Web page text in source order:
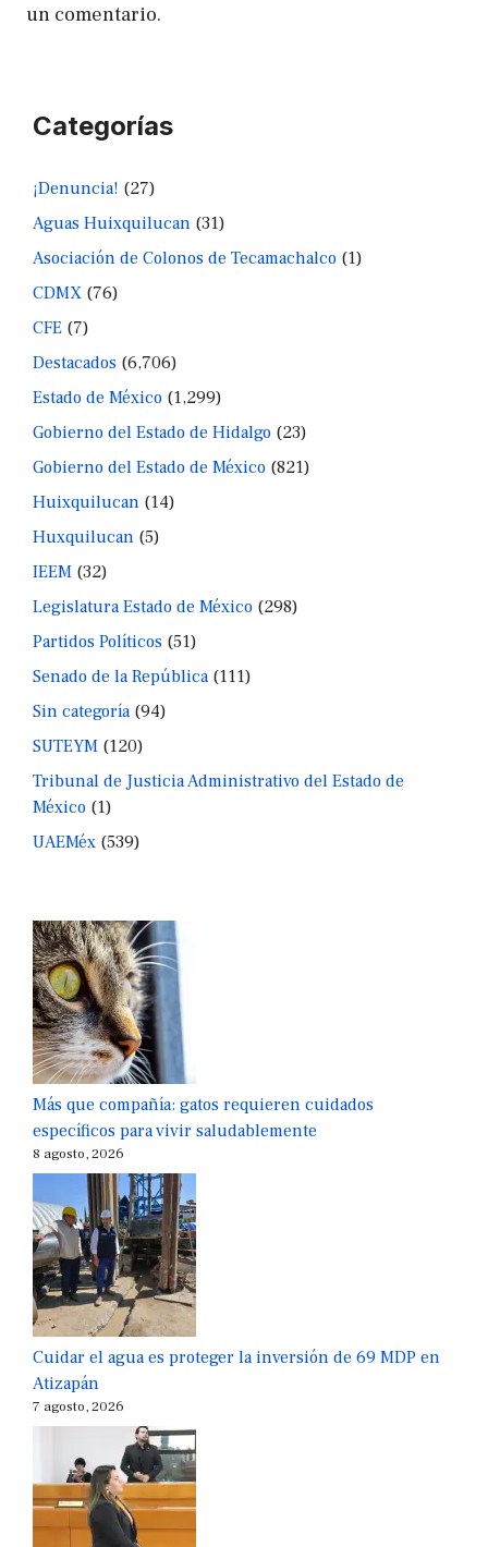
un comentario.
Categorías
¡Denuncia! (27)
Aguas Huixquilucan (31)
Asociación de Colonos de Tecamachalco (1)
CDMX (76)
CFE (7)
Destacados (6,706)
Estado de México (1,299)
Gobierno del Estado de Hidalgo (23)
Gobierno del Estado de México (821)
Huixquilucan (14)
Huxquilucan (5)
IEEM (32)
Legislatura Estado de México (298)
Partidos Políticos (51)
Senado de la República(111)
Sin categoría(94)
SUTEYM (120)
Tribunal de Justicia Administrativo del Estado de
México (1)
UAEMéx (539)
Más que compañía: gatos requieren cuidados
específicos para vivir saludablemente
8 agosto, 2026
Cuidar el agua es proteger la inversión de 69 MDP en
Atizapán
7 agosto, 2026